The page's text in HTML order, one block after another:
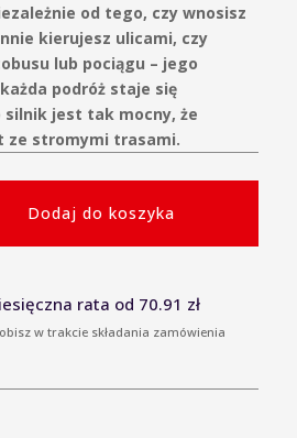
od tego, czy wnosisz
kierujesz ulicami, czy
lub pociągu – jego
podróż staje się
silnik jest tak mocny, że
ze stromymi trasami.
Dodaj do koszyka
rata od 70.91 zł
w trakcie składania zamówienia